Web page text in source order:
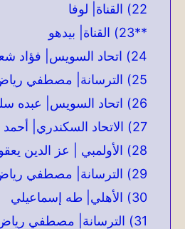
22) القناة| لوفا
**23) القناة| بيدهو
24) اتحاد السويس| فؤاد شعبان
25) الترسانة| مصطفي رياض
26) اتحاد السويس| عبده سليم
27) الاتحاد السكندري| أحمد صالح
28) الأولمبي | عز الدين يعقوب
29) الترسانة| مصطفي رياض
30) الأهلي| طه إسماعيلي
31) الترسانة| مصطفي رياض